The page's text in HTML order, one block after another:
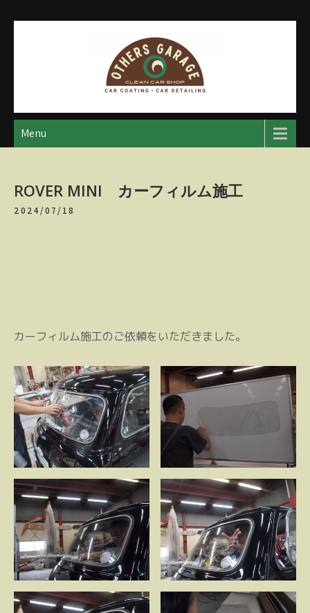
アザースガレージ
【神奈川・厚木・愛川】カーメンテナンス
Menu
ROVER MINI カーフィルム施工
2024/07/18
カーフィルム施工のご依頼をいただきました。